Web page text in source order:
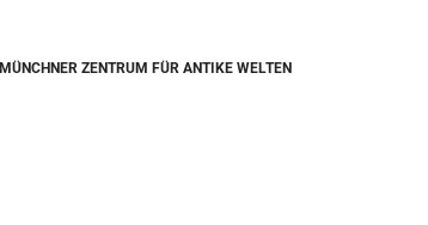
MÜNCHNER ZENTRUM FÜR ANTIKE WELTEN